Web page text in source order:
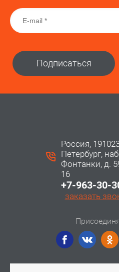
Подписаться
Россия,
Петербург,
Фонтанки, д.
16
+7-963-30-
заказать